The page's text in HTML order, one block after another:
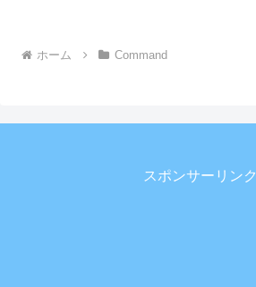
ホーム Command
スポンサーリンク